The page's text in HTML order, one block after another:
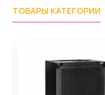
ТОВАРЫ КАТЕГОРИИ